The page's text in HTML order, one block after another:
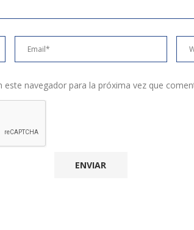
navegador para la próxima vez que